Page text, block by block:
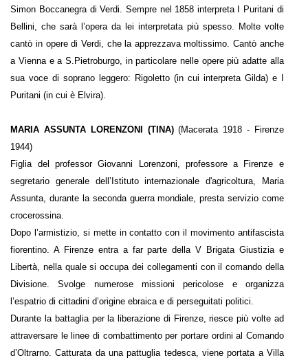
Simon Boccanegra di Verdi. Sempre nel 1858 interpreta I Puritani di
Bellini, che sarà l’opera da lei interpretata più spesso. Molte volte
cantò in opere di Verdi, che la apprezzava moltissimo. Cantò anche
a Vienna e a S.Pietroburgo, in particolare nelle opere più adatte alla
sua voce di soprano leggero: Rigoletto (in cui interpreta Gilda) e I
Puritani (in cui è Elvira).
MARIA ASSUNTA LORENZONI (TINA)(Macerata 1918 - Firenze
1944)
Figlia del professor Giovanni Lorenzoni, professore a Firenze e
segretario generale dell’Istituto internazionale d'agricoltura, Maria
Assunta, durante la seconda guerra mondiale, presta servizio come
crocerossina.
Dopo l’armistizio, si mette in contatto con il movimento antifascista
fiorentino. A Firenze entra a far parte della V Brigata Giustizia e
Libertà, nella quale si occupa dei collegamenti con il comando della
Divisione. Svolge numerose missioni pericolose e organizza
l’espatrio di cittadini d’origine ebraica e di perseguitati politici.
Durante la battaglia per la liberazione di Firenze, riesce più volte ad
attraversare le linee di combattimento per portare ordini al Comando
d’Oltrarno. Catturata da una pattuglia tedesca, viene portata a Villa